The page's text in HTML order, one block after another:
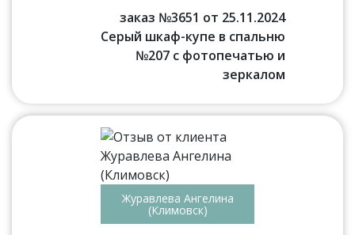
заказ №3651 от 25.11.2024
Серый шкаф-купе в спальню
№207 с фотопечатью и
зеркалом
Журавлева Ангелина
(Климовск)